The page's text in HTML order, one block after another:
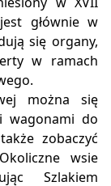
głównie w
się organy,
w ramach
można się
wagonami do
zobaczyć
wsie
Szlakiem